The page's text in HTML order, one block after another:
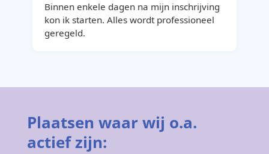
Binnen enkele dagen na mijn inschrijving
kon ik starten. Alles wordt professioneel
geregeld.
Plaatsen waar wij o.a.
actief zijn: